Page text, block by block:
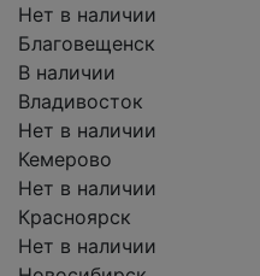
Нет в наличии
Благовещенск
В наличии
Владивосток
Нет в наличии
Кемерово
Нет в наличии
Красноярск
Нет в наличии